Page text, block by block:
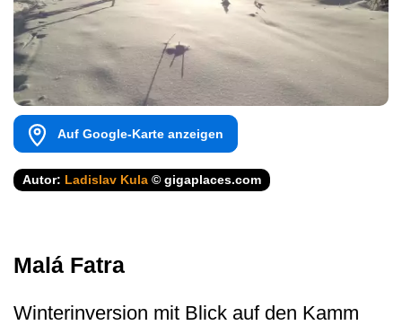
Auf Google-Karte anzeigen
Autor: Ladislav Kula © gigaplaces.com
Malá Fatra
Winterinversion mit Blick auf den Kamm